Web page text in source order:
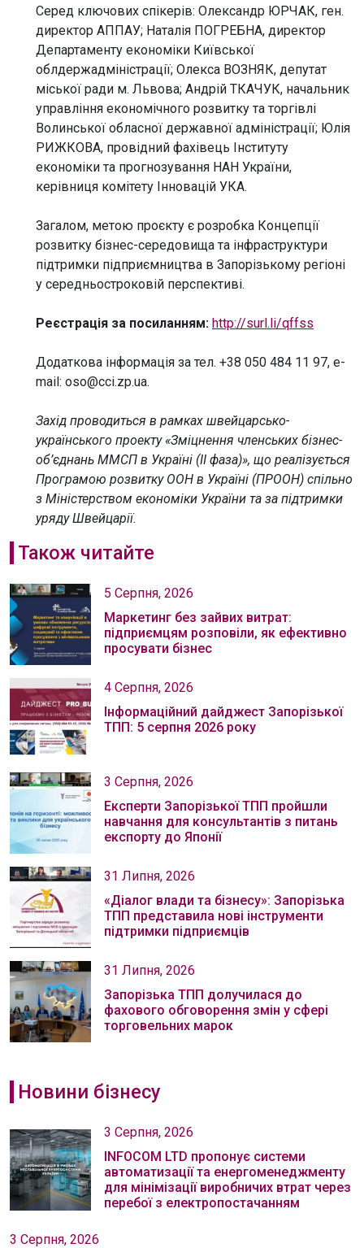
Серед ключових спікерів: Олександр ЮРЧАК, ген.
директор АППАУ; Наталія ПОГРЕБНА, директор
Департаменту економіки Київської
облдержадміністрації; Олекса ВОЗНЯК, депутат
міської ради м. Львова; Андрій ТКАЧУК, начальник
управління економічного розвитку та торгівлі
Волинської обласної державної адміністрації; Юлія
РИЖКОВА, провідний фахівець Інституту
економіки та прогнозування НАН України,
керівниця комітету Інновацій УКА.
Загалом, метою проєкту є розробка Концепції
розвитку бізнес-середовища та інфраструктури
підтримки підприємництва в Запорізькому регіоні
у середньостроковій перспективі.
Реєстрація за посиланням: http://surl.li/qffss
Додаткова інформація за тел. +38 050 484 11 97, e-
mail: oso@cci.zp.ua.
Захід проводиться в рамках швейцарсько-
українського проекту «Зміцнення членських бізнес-
об’єднань ММСП в Україні (II фаза)», що реалізується
Програмою розвитку ООН в Україні (ПРООН) спільно
з Міністерством економіки України та за підтримки
уряду Швейцарії.
Також читайте
5 Серпня, 2026
Маркетинг без зайвих витрат:
підприємцям розповіли, як ефективно
просувати бізнес
4 Серпня, 2026
Інформаційний дайджест Запорізької
ТПП: 5 серпня 2026 року
3 Серпня, 2026
Експерти Запорізької ТПП пройшли
навчання для консультантів з питань
експорту до Японії
31 Липня, 2026
«Діалог влади та бізнесу»: Запорізька
ТПП представила нові інструменти
підтримки підприємців
31 Липня, 2026
Запорізька ТПП долучилася до
фахового обговорення змін у сфері
торговельних марок
Новини бізнесу
3 Серпня, 2026
INFOCOM LTD пропонує системи
автоматизації та енергоменеджменту
для мінімізації виробничих втрат через
перебої з електропостачанням
3 Серпня, 2026